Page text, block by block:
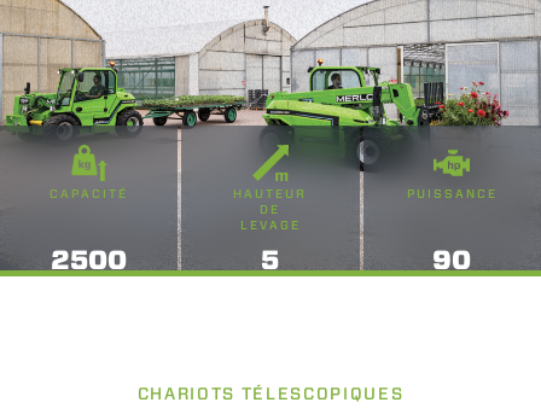
CAPACITÉ
2500
HAUTEUR
DE
LEVAGE
5
PUISSANCE
90
CHARIOTS TÉLESCOPIQUES